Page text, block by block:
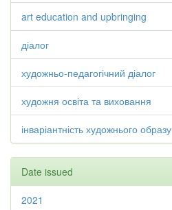
art education and upbringing
діалог
художньо-педагогічний діалог
художня освіта та виховання
інваріантність художнього образу
Date issued
2021